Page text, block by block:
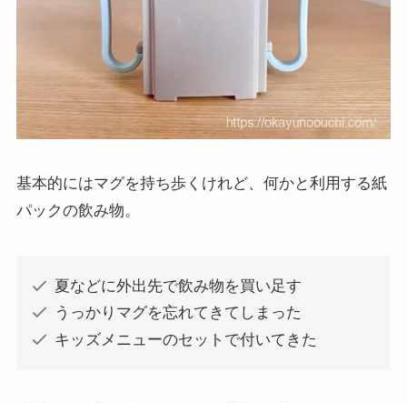
基本的にはマグを持ち歩くけれど、何かと利用する紙
パックの飲み物。
夏などに外出先で飲み物を買い足す
うっかりマグを忘れてきてしまった
キッズメニューのセットで付いてきた